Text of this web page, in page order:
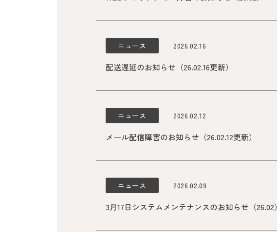
ニュース 2026.02.16
配送遅延のお知らせ（26.02.16更新）
ニュース 2026.02.12
メール配信障害のお知らせ（26.02.12更新）
ニュース 2026.02.09
3月17日システムメンテナンスのお知らせ（26.02）